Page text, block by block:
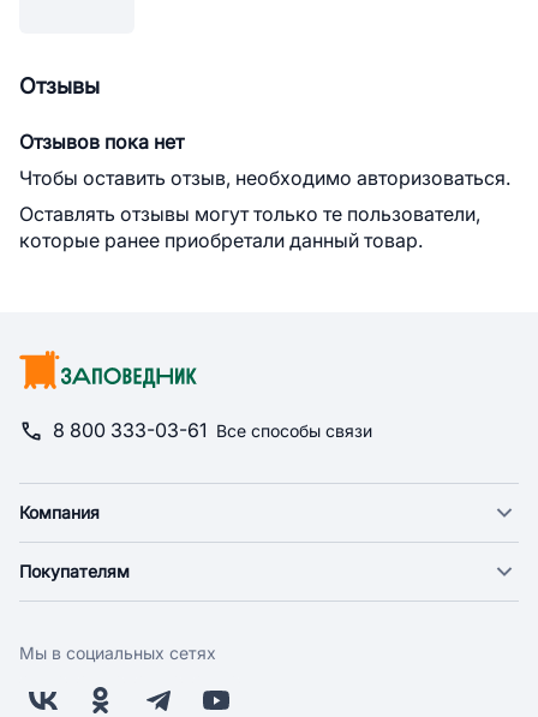
Отзывы
Отзывов пока нет
Чтобы оставить отзыв, необходимо авторизоваться.
Оставлять отзывы могут только те пользователи,
которые ранее приобретали данный товар.
8 800 333-03-61 Все способы связи
Компания
Новости
Поставщикам
Заводчикам
Покупателям
Оплата
Бонусная программа
Мы в социальных сетях